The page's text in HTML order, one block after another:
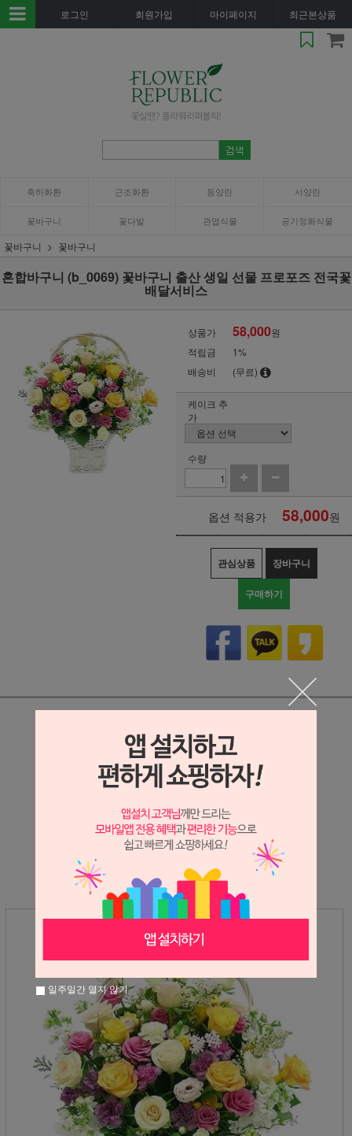
로그인 회원가입 마이페이지 최근본상품
축하화환 근조화환 동양란 서양란
꽃바구니 꽃다발 관엽식물 공기정화식물
꽃바구니 꽃바구니
혼합바구니 (b_0069) 꽃바구니 출산 생일 선물 프로포즈 전국꽃
배달서비스
상품가 58,000원
적립금
1%
배송비
(무료)
케이크 추
가
수량
옵션 적용가 58,000원
관심상품 장바구니
구매하기
상세정보 새창 열기
상세 정보를 확대해 보실 수 있습니다.
※ 필독해주세요 ※
장미는 시세 변동에 따라 가격이 달라질 수 있으니
일주일간 열지 않기